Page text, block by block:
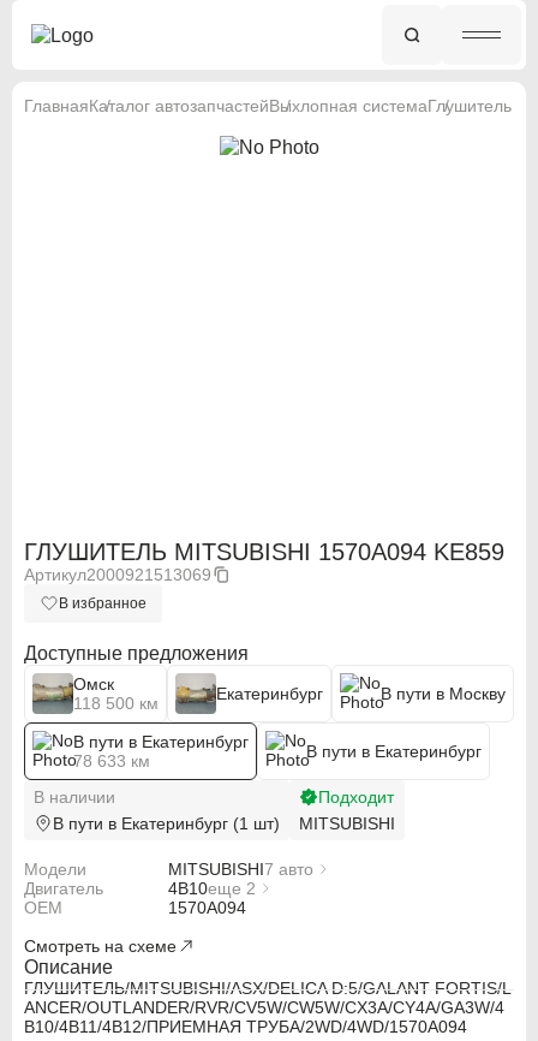
ГлавнаяКаталог автозапчастейВыхлопная системаГлушитель
ГЛУШИТЕЛЬ MITSUBISHI 1570A094 KE859
Артикул2000921513069
В избранное
Доступные предложения
Омск
118 500 км
Екатеринбург В пути в Москву
В пути в Екатеринбург
78 633 км
В пути в Екатеринбург
В наличии
В пути в Екатеринбург (1 шт)
Подходит
MITSUBISHI
Модели MITSUBISHI7 авто
MITSUBISHI ASX
MITSUBISHI DELICA D:5 CV5W
MITSUBISHI LANCER CX3A
MITSUBISHI OUTLANDER CW5W
MITSUBISHI RVR GA3W
Двигатель 4B10еще 2
4B11
OEM
1570A094
Смотреть на схеме
Описание
ГЛУШИТЕЛЬ/MITSUBISHI/ASX/DELICA D:5/GALANT FORTIS/L
ANCER/OUTLANDER/RVR/CV5W/CW5W/CX3A/CY4A/GA3W/4
B10/4B11/4B12/ПРИЕМНАЯ ТРУБА/2WD/4WD/1570A094
Alfa Romeo
Alfa Romeo